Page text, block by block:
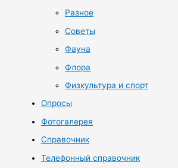
Разное
Советы
Фауна
Флора
Физкультура и спорт
Опросы
Фотогалерея
Справочник
Телефонный справочник